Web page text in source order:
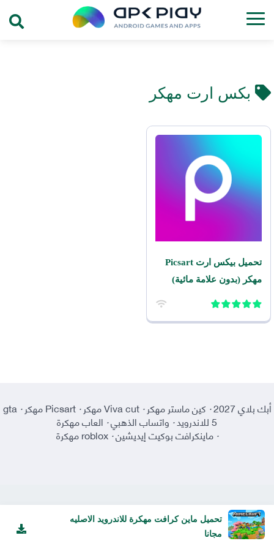
بكس ارت مهكر
تحميل بيكس ارت Picsart
مهكر (بدون علامة مائية)
تحميل ماين كرافت مهكرة للاندرويد الاصليه
مجانا
أبك بلاي 2027 · كين ماستر مهكر·Viva cut مهكر ·Picsart مهكر ·
gta
5 للاندرويد ·واتساب الذهبي· العاب مهكرة
·ماينكرافت بوكيت إيديشين·roblox مهكرة